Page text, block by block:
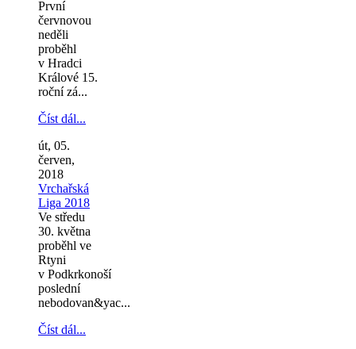
První
červnovou
neděli
proběhl
v Hradci
Králové 15.
roční zá...
Číst dál...
út, 05.
červen,
2018
Vrchařská
Liga 2018
Ve středu
30. května
proběhl ve
Rtyni
v Podkrkonoší
poslední
nebodovan&yac...
Číst dál...